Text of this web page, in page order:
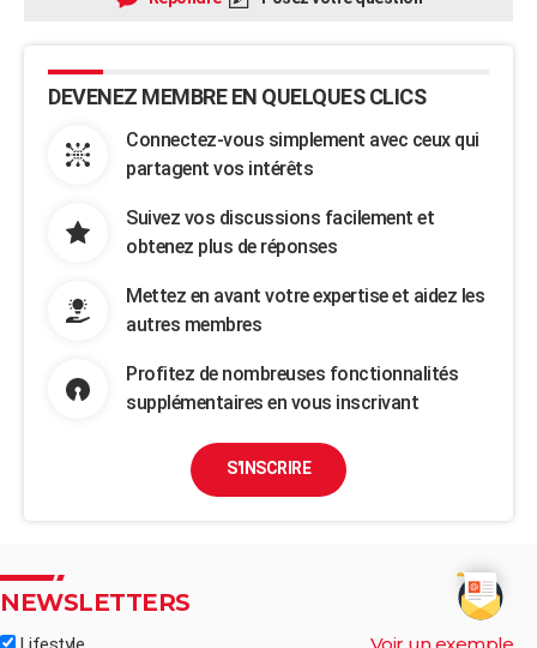
DEVENEZ MEMBRE EN QUELQUES CLICS
Connectez-vous simplement avec ceux qui
partagent vos intérêts
Suivez vos discussions facilement et
obtenez plus de réponses
Mettez en avant votre expertise et aidez les
autres membres
Profitez de nombreuses fonctionnalités
supplémentaires en vous inscrivant
S'INSCRIRE
NEWSLETTERS